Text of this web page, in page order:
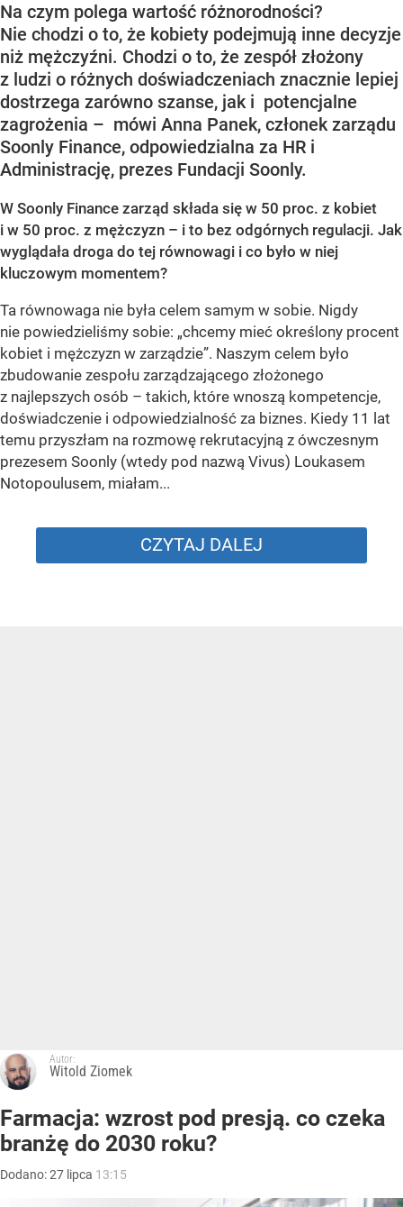
Na czym polega wartość różnorodności?
Nie chodzi o to, że kobiety podejmują inne decyzje
niż mężczyźni. Chodzi o to, że zespół złożony
z ludzi o różnych doświadczeniach znacznie lepiej
dostrzega zarówno szanse, jak i potencjalne
zagrożenia – mówi Anna Panek, członek zarządu
Soonly Finance, odpowiedzialna za HR i
Administrację, prezes Fundacji Soonly.
W Soonly Finance zarząd składa się w 50 proc. z kobiet
i w 50 proc. z mężczyzn – i to bez odgórnych regulacji. Jak
wyglądała droga do tej równowagi i co było w niej
kluczowym momentem?
Ta równowaga nie była celem samym w sobie. Nigdy
nie powiedzieliśmy sobie: „chcemy mieć określony procent
kobiet i mężczyzn w zarządzie”. Naszym celem było
zbudowanie zespołu zarządzającego złożonego
z najlepszych osób – takich, które wnoszą kompetencje,
doświadczenie i odpowiedzialność za biznes. Kiedy 11 lat
temu przyszłam na rozmowę rekrutacyjną z ówczesnym
prezesem Soonly (wtedy pod nazwą Vivus) Loukasem
Notopoulusem, miałam...
CZYTAJ DALEJ
Autor:
Witold Ziomek
Farmacja: wzrost pod presją. co czeka
branżę do 2030 roku?
Dodano:27 lipca 13:15